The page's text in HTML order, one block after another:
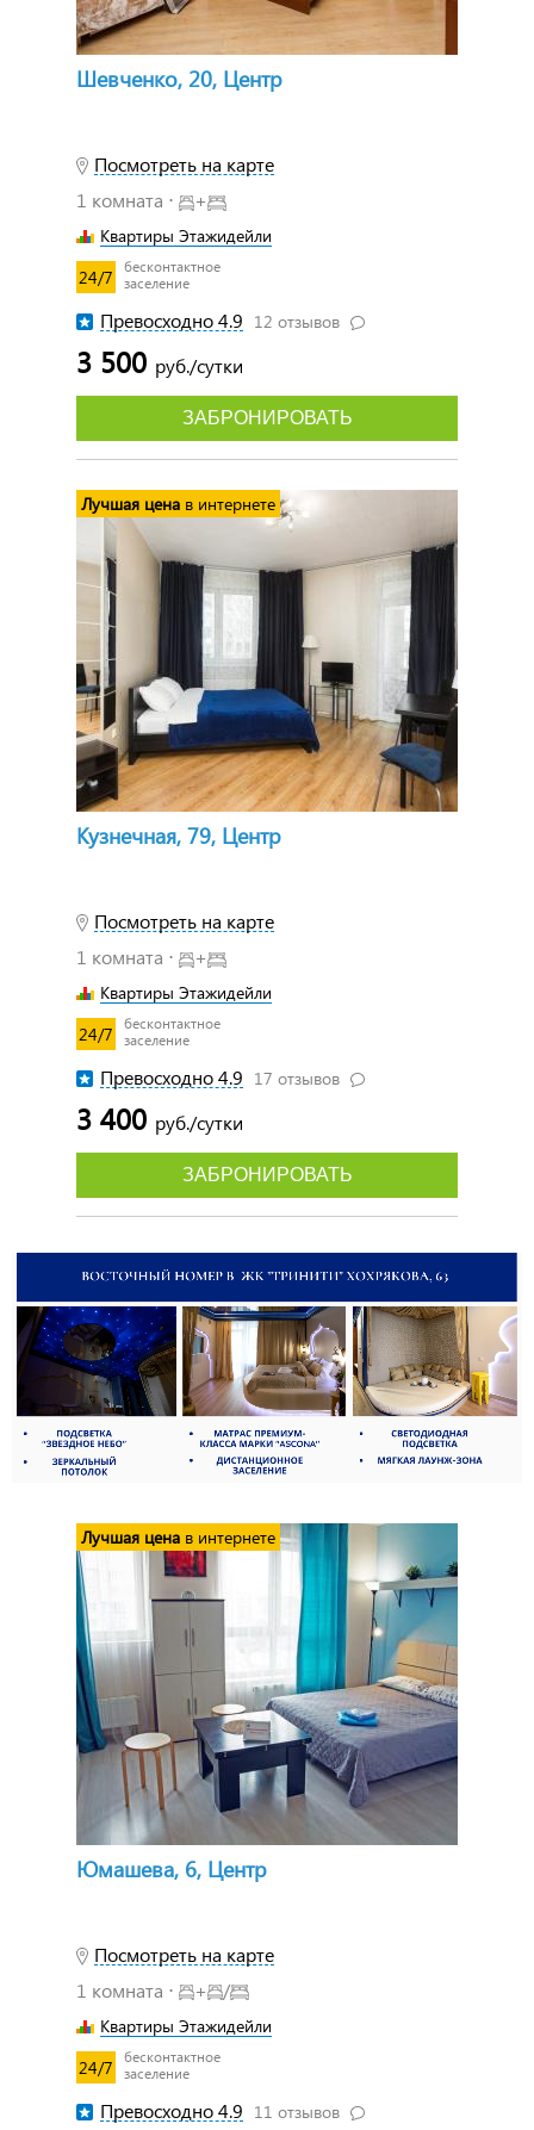
Шевченко, 20, Центр
Посмотреть на карте
1 комната ⋅
+
Квартиры Этажидейли
24/7
бесконтактное
заселение
Превосходно 4.9 12 отзывов
3 500 руб./сутки
ЗАБРОНИРОВАТЬ
Кузнечная, 79, Центр
Посмотреть на карте
1 комната ⋅
+
Квартиры Этажидейли
24/7
бесконтактное
заселение
Превосходно 4.9 17 отзывов
3 400 руб./сутки
Лучшая цена в интернете
ЗАБРОНИРОВАТЬ
Юмашева, 6, Центр
Посмотреть на карте
1 комната ⋅
+ /
Квартиры Этажидейли
24/7
бесконтактное
заселение
Превосходно 4.9 11 отзывов
Лучшая цена в интернете